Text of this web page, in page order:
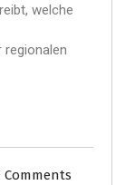
welche
regionalen
Comments